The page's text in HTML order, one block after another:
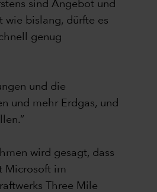
sind Angebot und
wie bislang, dürfte es
genug
und die
und mehr Erdgas, und
wird gesagt, dass
Microsoft im
Three Mile